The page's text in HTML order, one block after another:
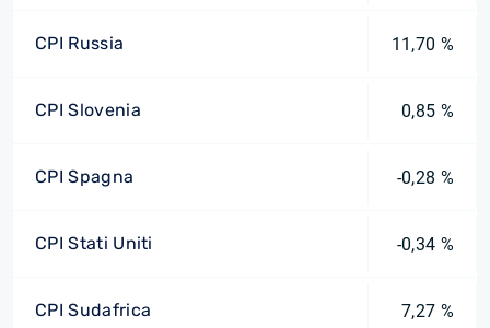
CPI Russia 11,70 %
CPI Slovenia 0,85 %
CPI Spagna -0,28 %
CPI Stati Uniti -0,34 %
CPI Sudafrica 7,27 %